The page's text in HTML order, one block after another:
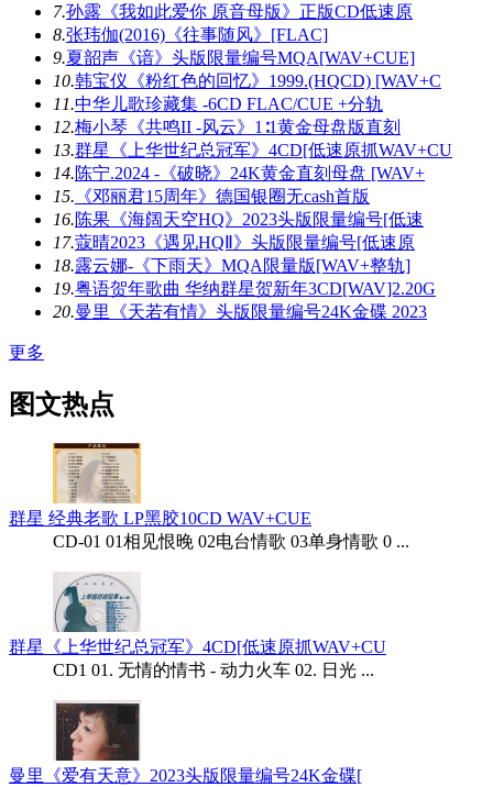
7.孙露《我如此爱你 原音母版》正版CD低速原
8.张玮伽(2016)《往事随风》[FLAC]
9.夏韶声《谙》头版限量编号MQA[WAV+CUE]
10.韩宝仪《粉红色的回忆》1999.(HQCD) [WAV+C
11.中华儿歌珍藏集 -6CD FLAC/CUE +分轨
12.梅小琴《共鸣II -风云》1∶1黄金母盘版直刻
13.群星《上华世纪总冠军》4CD[低速原抓WAV+CU
14.陈宁.2024 -《破晓》24K黄金直刻母盘 [WAV+
15. 《邓丽君15周年》德国银圈无cash首版
16.陈果《海阔天空HQ》2023头版限量编号[低速
17.蔻晴2023《遇见HQⅡ》头版限量编号[低速原
18.露云娜-《下雨天》MQA限量版[WAV+整轨]
19.粤语贺年歌曲 华纳群星贺新年3CD[WAV]2.20G
20.曼里《天若有情》头版限量编号24K金碟 2023
更多
图文热点
群星 经典老歌 LP黑胶10CD WAV+CUE
CD-01 01相见恨晚 02电台情歌 03单身情歌 0 ...
群星《上华世纪总冠军》4CD[低速原抓WAV+CU
CD1 01. 无情的情书 - 动力火车 02. 日光 ...
曼里《爱有天意》2023头版限量编号24K金碟[